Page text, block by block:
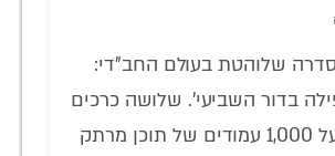
שלוהטת בעולם החב"די:
בדור השביעי'. שלושה כרכים
מהודרים, מעל 1,000 עמודים של תוכן מרתק